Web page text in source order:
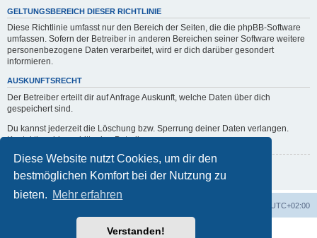
Diese Website nutzt Cookies, um dir den
bestmöglichen Komfort bei der Nutzung zu
bieten. Mehr erfahren
Verstanden!
GELTUNGSBEREICH DIESER RICHTLINIE
Diese Richtlinie umfasst nur den Bereich der Seiten, die die phpBB-Software
umfassen. Sofern der Betreiber in anderen Bereichen seiner Software weitere
personenbezogene Daten verarbeitet, wird er dich darüber gesondert
informieren.
AUSKUNFTSRECHT
Der Betreiber erteilt dir auf Anfrage Auskunft, welche Daten über dich
gespeichert sind.
Du kannst jederzeit die Löschung bzw. Sperrung deiner Daten verlangen.
Kontaktiere hierzu bitte den Betreiber.
Zurück zur vorherigen Seite
UTC+02:00
Powered byphpBB® Forum Software © phpBB Limited